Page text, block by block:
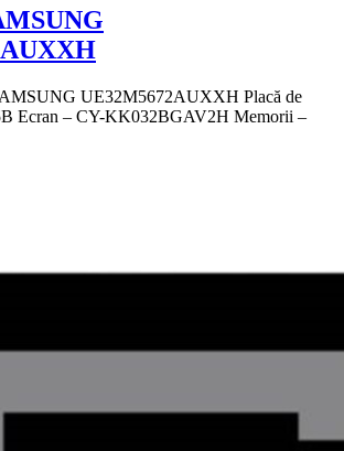
UE32M5672AUXXH Placă de
Ecran – CY-KK032BGAV2H Memorii –